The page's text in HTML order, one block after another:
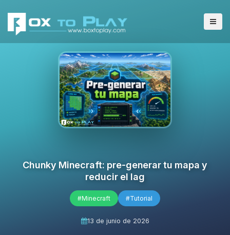
Chunky Minecraft: pre-generar tu mapa y
reducir el lag
#Minecraft #Tutorial
13 de junio de 2026